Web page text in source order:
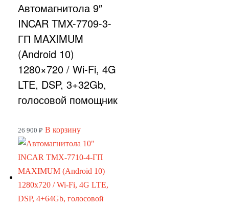
Автомагнитола 9″
INCAR TMX-7709-3-
ГП MAXIMUM
(Android 10)
1280×720 / Wi-Fi, 4G
LTE, DSP, 3+32Gb,
голосовой помощник
26 900 ₽ В корзину